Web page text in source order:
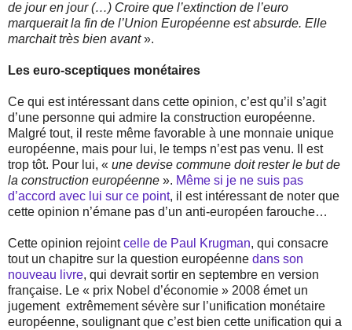
de jour en jour (…) Croire que l’extinction de l’euro
marquerait la fin de l’Union Européenne est absurde. Elle
marchait très bien avant».
Les euro-sceptiques monétaires
Ce qui est intéressant dans cette opinion, c’est qu’il s’agit
d’une personne qui admire la construction européenne.
Malgré tout, il reste même favorable à une monnaie unique
européenne, mais pour lui, le temps n’est pas venu. Il est
trop tôt. Pour lui, « une devise commune doit rester le but de
la construction européenne ». Même si je ne suis pas
d’accord avec lui sur ce point, il est intéressant de noter que
cette opinion n’émane pas d’un anti-européen farouche…
Cette opinion rejointcelle de Paul Krugman, qui consacre
tout un chapitre sur la question européenne dans son
nouveau livre, qui devrait sortir en septembre en version
française. Le « prix Nobel d’économie » 2008 émet un
jugement extrêmement sévère sur l’unification monétaire
européenne, soulignant que c’est bien cette unification qui a